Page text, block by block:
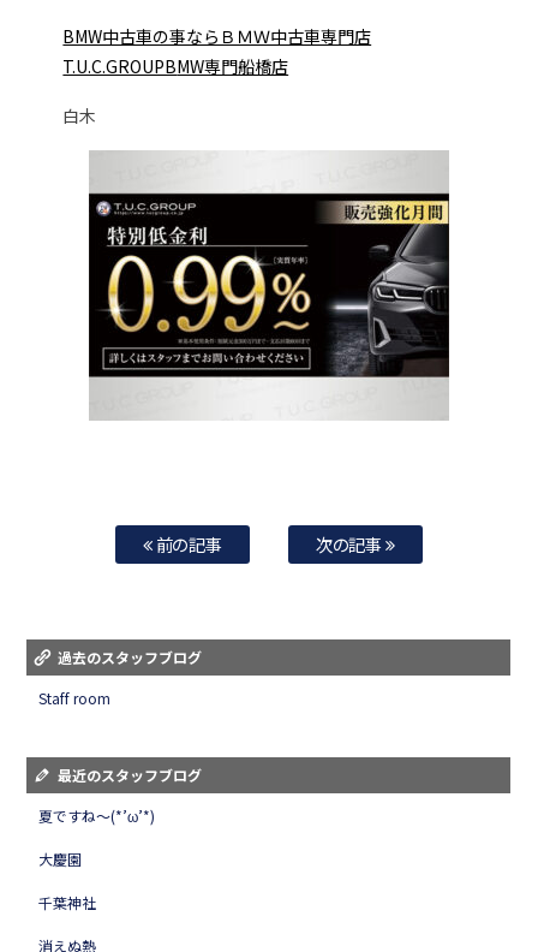
BMW中古車の事ならＢＭＷ中古車専門店
T.U.C.GROUPBMW専門船橋店
白木
前の記事 次の記事
過去のスタッフブログ
Staff room
最近のスタッフブログ
夏ですね～(*’ω’*)
大慶園
千葉神社
消えぬ熱